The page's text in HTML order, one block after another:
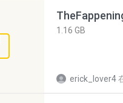
1.16 GB
erick_lover4